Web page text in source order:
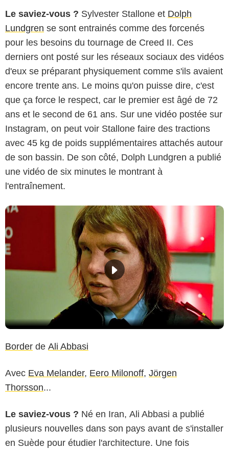
Le saviez-vous ? Sylvester Stallone et Dolph
Lundgren se sont entrainés comme des forcenés
pour les besoins du tournage de Creed II. Ces
derniers ont posté sur les réseaux sociaux des vidéos
d'eux se préparant physiquement comme s'ils avaient
encore trente ans. Le moins qu'on puisse dire, c'est
que ça force le respect, car le premier est âgé de 72
ans et le second de 61 ans. Sur une vidéo postée sur
Instagram, on peut voir Stallone faire des tractions
avec 45 kg de poids supplémentaires attachés autour
de son bassin. De son côté, Dolph Lundgren a publié
une vidéo de six minutes le montrant à
l'entraînement.
Border de Ali Abbasi
Avec Eva Melander, Eero Milonoff, Jörgen
Thorsson...
Le saviez-vous ? Né en Iran, Ali Abbasi a publié
plusieurs nouvelles dans son pays avant de s'installer
en Suède pour étudier l'architecture. Une fois